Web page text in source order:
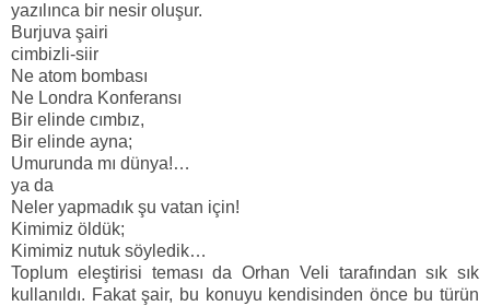
yazılınca bir nesir oluşur.
Burjuva şairi
cimbizli-siir
Ne atom bombası
Ne Londra Konferansı
Bir elinde cımbız,
Bir elinde ayna;
Umurunda mı dünya!…
ya da
Neler yapmadık şu vatan için!
Kimimiz öldük;
Kimimiz nutuk söyledik…
Toplum eleştirisi teması da Orhan Veli tarafından sık sık
kullanıldı. Fakat şair, bu konuyu kendisinden önce bu türün